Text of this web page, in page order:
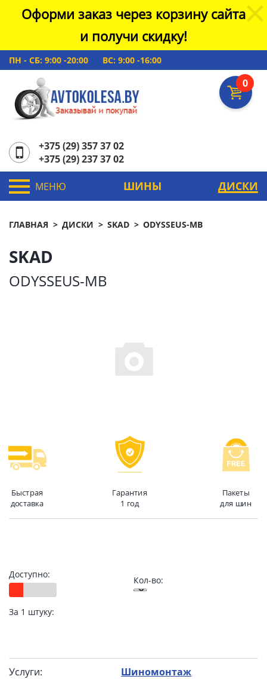
Оформи заказ через корзину сайта
и получи скидку!
ПН - СБ: 9:00 -20:00 ВС: 9:00 -16:00
0
+375 (29) 357 37 02
+375 (29) 237 37 02
МЕНЮ ШИНЫ ДИСКИ
ГЛАВНАЯ ДИСКИ SKAD ODYSSEUS-MB
SKAD
ODYSSEUS-MB
Быстрая
доставка
Гарантия
1 год
Пакеты
для шин
Доступно:
Кол-во:
За 1 штуку:
Услуги: Шиномонтаж